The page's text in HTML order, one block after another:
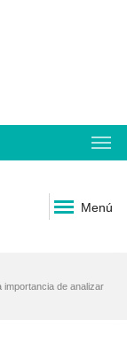
Menú
importancia de analizar